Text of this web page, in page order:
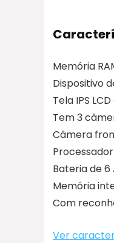
Memória
Dispositivo
Tela IPS LCD
Tem 3
Câmera
Bateria de 6
Memória
Com
Ver